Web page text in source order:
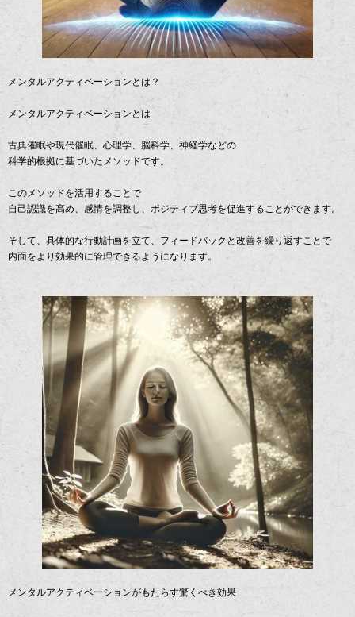
メンタルアクティベーションとは？
メンタルアクティベーションとは
古典催眠や現代催眠、心理学、脳科学、神経学などの
科学的根拠に基づいたメソッドです。
このメソッドを活用することで
自己認識を高め、感情を調整し、ポジティブ思考を促進することができます。
そして、具体的な行動計画を立て、フィードバックと改善を繰り返すことで
内面をより効果的に管理できるようになります。
メンタルアクティベーションがもたらす驚くべき効果